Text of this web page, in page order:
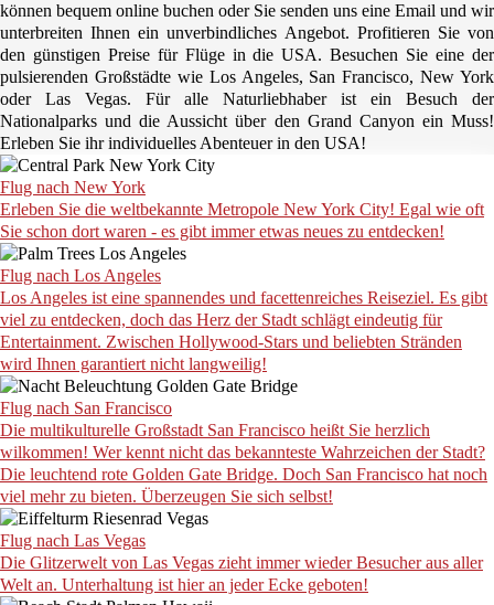
können bequem online buchen oder Sie senden uns eine Email und wir
unterbreiten Ihnen ein unverbindliches Angebot. Profitieren Sie von
den günstigen Preise für Flüge in dieUSA. Besuchen Sie eine der
pulsierenden Großstädte wie Los Angeles, San Francisco, New York
oder Las Vegas. Für alle Naturliebhaber ist ein Besuch der
Nationalparks und die Aussicht über den Grand Canyon ein Muss!
Erleben Sie ihr individuelles Abenteuer in den USA!
Flug nach New York
Erleben Sie die weltbekannte Metropole New York City! Egal wie oft
Sie schon dort waren - es gibt immer etwas neues zu entdecken!
Flug nach Los Angeles
Los Angeles ist eine spannendes und facettenreiches Reiseziel. Es gibt
viel zu entdecken, doch das Herz der Stadt schlägt eindeutig für
Entertainment. Zwischen Hollywood-Stars und beliebten Stränden
wird Ihnen garantiert nicht langweilig!
Flug nach San Francisco
Die multikulturelle Großstadt San Francisco heißt Sie herzlich
wilkommen! Wer kennt nicht das bekannteste Wahrzeichen der Stadt?
Die leuchtend rote Golden Gate Bridge. Doch San Francisco hat noch
viel mehr zu bieten. Überzeugen Sie sich selbst!
Flug nach Las Vegas
Die Glitzerwelt von Las Vegas zieht immer wieder Besucher aus aller
Welt an. Unterhaltung ist hier an jeder Ecke geboten!